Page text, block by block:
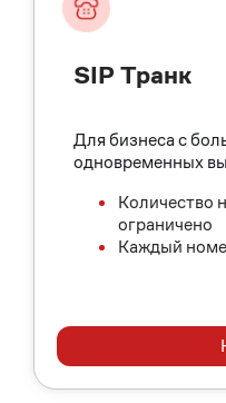
SIP Транк
Для бизнеса с
одновременных
Количество
ограничено
Каждый